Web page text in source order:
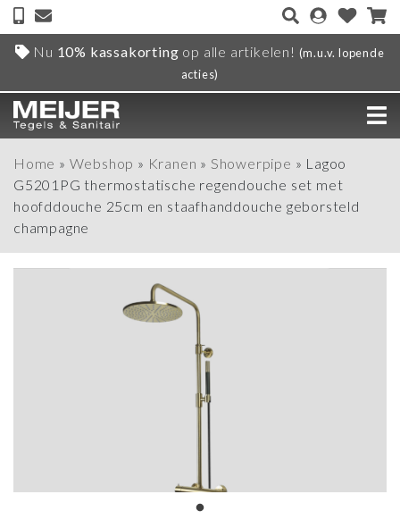
Nu 10% kassakorting op alle artikelen! (m.u.v. lopende
acties)
Home » Webshop » Kranen » Showerpipe » Lagoo
G5201PG thermostatische regendouche set met
hoofddouche 25cm en staafhanddouche geborsteld
champagne